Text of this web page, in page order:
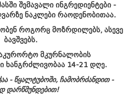
შემავალი ინგრედიენტები -
ნაკლები რაოდენობითაა.
როგორც მოზრდილებს, ასევე
ბავშვებს.
მკურნალობის
ხანგრძლივობაა 14-21 დღე.
- წყალტუბოში, ჩამობრძანდით -
დარწმუნდებით!